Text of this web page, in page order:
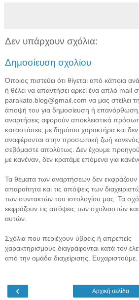
Δεν υπάρχουν σχόλια:
Δημοσίευση σχολίου
Όποιος πιστεύει ότι θίγεται από κάποια
ή θέλει να απαντήσει αρκεί ένα απλό mail
parakato.blog@gmail.com να μας στείλει
άποψή του για δημοσίευση ή
αναρτήσεις αφορούν αποκλειστικά
καταστάσεις με δημόσιο χαρακτήρα και δεν
αναφέρονται στην προσωπική ζωή
σεβόμαστε απολύτως. Δεν έχουμε
με κανέναν, δεν κρατάμε επόμενα για
Τα θέματα των αναρτήσεων δεν εκφράζουν
απαραίτητα και τις απόψεις των
των συντακτών του ιστολογίου μας. Τα
εκφράζουν τις απόψεις των σχολιαστών
αυτών.
Σχόλια που περιέχουν ύβρεις ή απρεπείς
χαρακτηρισμούς διαγράφονται κατά τον
από την ομάδα διαχείρισης. Ευχαριστούμε.
‹ Αρχική σελίδα